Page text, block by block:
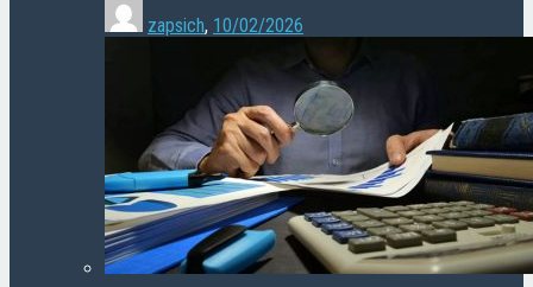
zapsich, 10/02/2026